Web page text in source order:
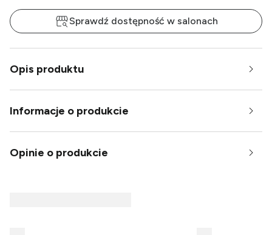
Sprawdź dostępność w salonach
Opis produktu
Informacje o produkcie
Opinie o produkcie